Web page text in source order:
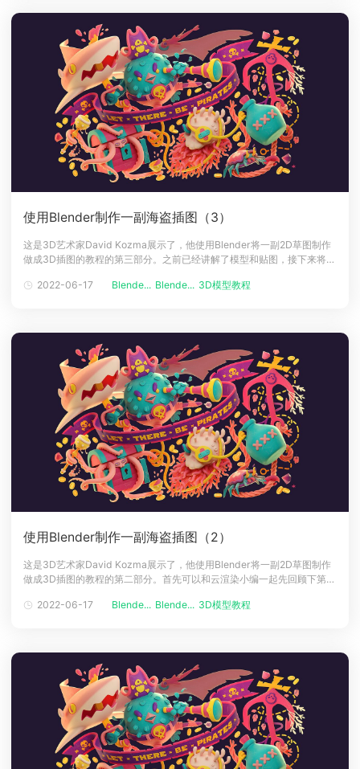
使用Blender制作一副海盗插图（3）
这是3D艺术家David Kozma展示了，他使用Blender将一副2D草图制作
做成3D插图的教程的第三部分。之前已经讲解了模型和贴图，接下来将是
Blender制作一副海盗插图（2）合成在此之后，我使用Photoshop来合成
2022-06-17 Blende... Blende... 3D模型教程
使用Blender制作一副海盗插图（2）
这是3D艺术家David Kozma展示了，他使用Blender将一副2D草图制作
做成3D插图的教程的第二部分。首先可以和云渲染小编一起先回顾下第一
再试了很多方式之后，我使用了经典雕刻 + 重新拓扑方法让它们看起来像
2022-06-17 Blende... Blende... 3D模型教程